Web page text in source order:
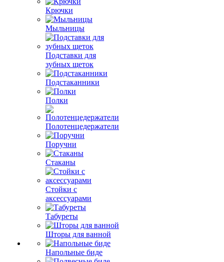
Крючки
Мыльницы
Подставки для
зубных щеток
Подстаканники
Полки
Полотенцедержатели
Поручни
Стаканы
Стойки с
аксессуарами
Табуреты
Шторы для ванной
Напольные биде